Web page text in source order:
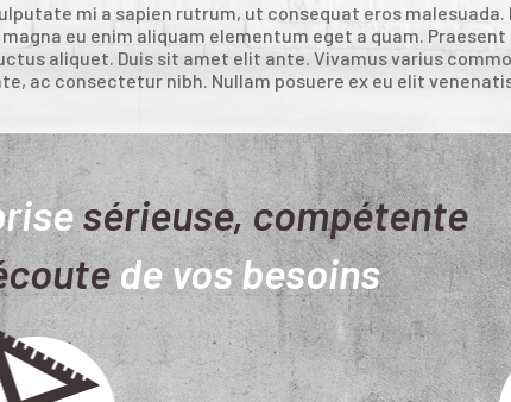
mi a sapien rutrum, ut consequat eros malesuada.
magna eu enim aliquam elementum eget a quam.
aliquet. Duis sit amet elit ante. Vivamus varius
ac consectetur nibh. Nullam posuere ex eu elit
sérieuse, compétente
de vos besoins